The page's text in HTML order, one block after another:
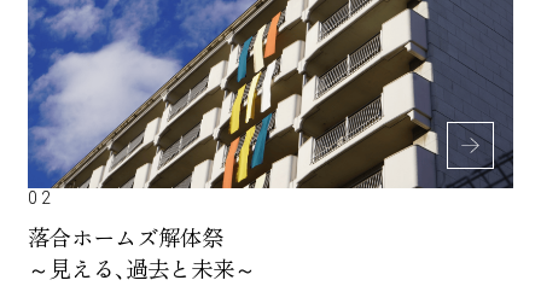
02
落合ホームズ解体祭
～見える、過去と未来～